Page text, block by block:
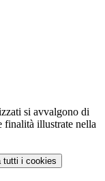
si avvalgono di
finalità illustrate nella
tutti i cookies